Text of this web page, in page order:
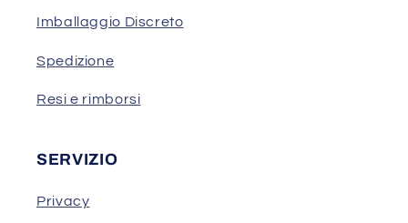
Imballaggio Discreto
Spedizione
Resi e rimborsi
SERVIZIO
Privacy